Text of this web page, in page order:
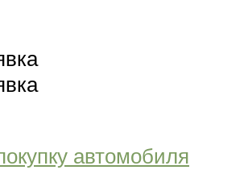
автомобиля